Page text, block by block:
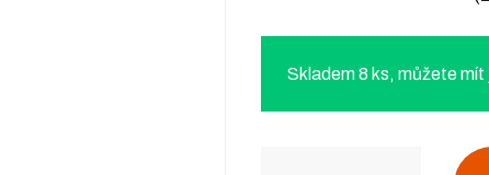
Skladem 8 ks, můžete mít